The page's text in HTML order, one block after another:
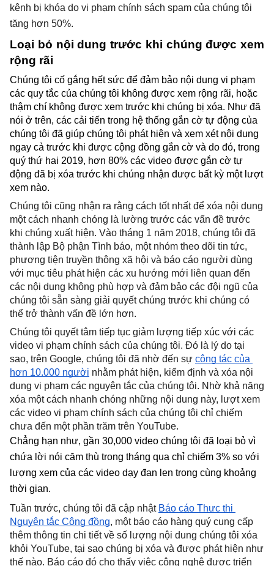
kênh bị khóa do vi phạm chính sách spam của chúng tôi
tăng hơn 50%.
Loại bỏ nội dung trước khi chúng được xem
rộng rãi
Chúng tôi cố gắng hết sức để đảm bảo nội dung vi phạm
các quy tắc của chúng tôi không được xem rộng rãi, hoặc
thậm chí không được xem trước khi chúng bị xóa. Như đã
nói ở trên, các cải tiến trong hệ thống gắn cờ tự động của
chúng tôi đã giúp chúng tôi phát hiện và xem xét nội dung
ngay cả trước khi được cộng đồng gắn cờ và do đó, trong
quý thứ hai 2019, hơn 80% các video được gắn cờ tự
động đã bị xóa trước khi chúng nhận được bất kỳ một lượt
xem nào.
Chúng tôi cũng nhận ra rằng cách tốt nhất để xóa nội dung
một cách nhanh chóng là lường trước các vấn đề trước
khi chúng xuất hiện. Vào tháng 1 năm 2018, chúng tôi đã
thành lập Bộ phận Tình báo, một nhóm theo dõi tin tức,
phương tiện truyền thông xã hội và báo cáo người dùng
với mục tiêu phát hiện các xu hướng mới liên quan đến
các nội dung không phù hợp và đảm bảo các đội ngũ của
chúng tôi sẵn sàng giải quyết chúng trước khi chúng có
thể trở thành vấn đề lớn hơn.
Chúng tôi quyết tâm tiếp tục giảm lượng tiếp xúc với các
video vi phạm chính sách của chúng tôi. Đó là lý do tại
sao, trên Google, chúng tôi đã nhờ đến sự cộng tác của
hơn 10.000 người nhằm phát hiện, kiểm định và xóa nội
dung vi phạm các nguyên tắc của chúng tôi. Nhờ khả năng
xóa một cách nhanh chóng những nội dung này, lượt xem
các video vi phạm chính sách của chúng tôi chỉ chiếm
chưa đến một phần trăm trên YouTube.
Chẳng hạn như, gần 30,000 video chúng tôi đã loại bỏ vì
chứa lời nói căm thù trong tháng qua chỉ chiếm 3% so với
lượng xem của các video dạy đan len trong cùng khoảng
thời gian.
Tuần trước, chúng tôi đã cập nhật Báo cáo Thực thi
Nguyên tắc Cộng đồng, một báo cáo hàng quý cung cấp
thêm thông tin chi tiết về số lượng nội dung chúng tôi xóa
khỏi YouTube, tại sao chúng bị xóa và được phát hiện như
thế nào. Báo cáo đó cho thấy việc công nghệ được triển